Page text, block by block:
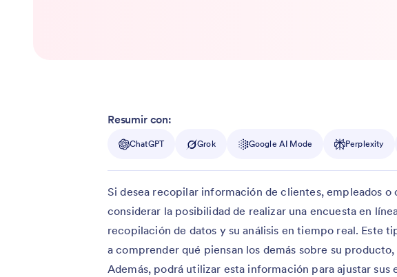
Resumir con:
ChatGPT Grok Google AI Mode Perplexity
Si desea recopilar información de clientes, empleados
considerar la posibilidad de realizar una encuesta en
recopilación de datos y su análisis en tiempo real. Este
a comprender qué piensan los demás sobre su
Además, podrá utilizar esta información para ajustar